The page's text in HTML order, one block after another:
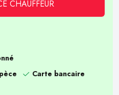
CHAUFFEUR
Carte bancaire